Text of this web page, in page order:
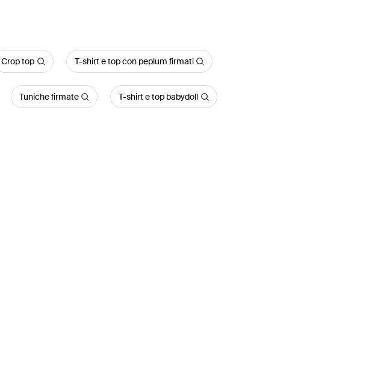
Crop top T-shirt e top con peplum firmati
Tuniche firmate T-shirt e top babydoll